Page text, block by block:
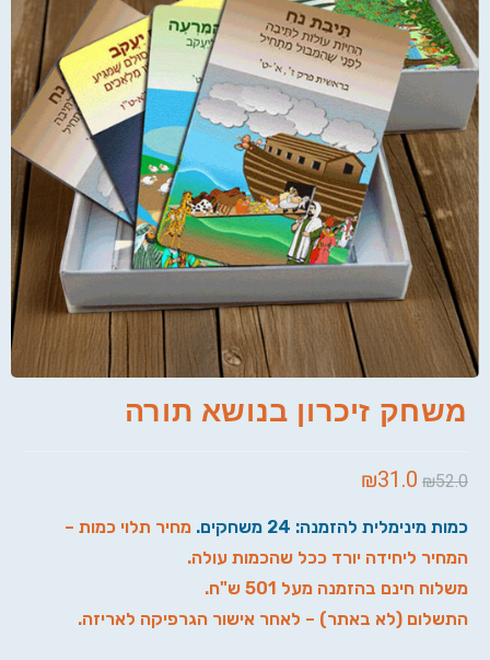
משחק זיכרון בנושא תורה
₪52.0
₪31.0
כמות מינימלית להזמנה: 24 משחקים.
מחיר תלוי כמות –
המחיר ליחידה יורד ככל שהכמות עולה.
משלוח חינם בהזמנה מעל 501 ש"ח.
התשלום (לא באתר) – לאחר אישור הגרפיקה לאריזה.